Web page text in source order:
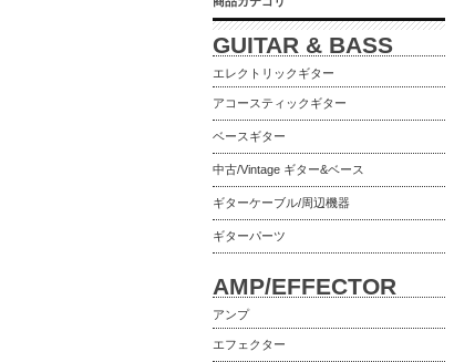
GUITAR & BASS
エレクトリックギター
アコースティックギター
ベースギター
中古/Vintage ギター&ベース
ギターケーブル/周辺機器
ギターパーツ
AMP/EFFECTOR
アンプ
エフェクター